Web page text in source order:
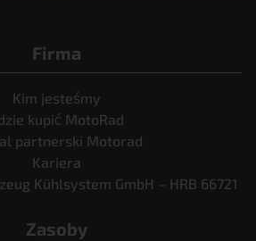
Firma
Kim jesteśmy
kupić MotoRad
partnerski Motorad
Kariera
Kühlsystem GmbH – HRB 66721
Zasoby